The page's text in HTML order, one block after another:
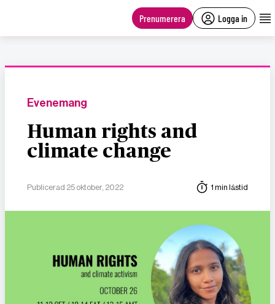
Prenumerera Logga in
Evenemang
Human rights and
climate change
Publicerad 25 oktober, 2022 1 min lästid